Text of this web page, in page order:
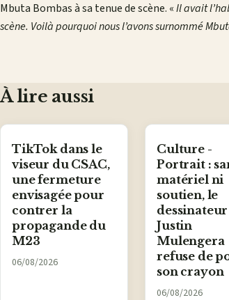
Mbuta Bombas à sa tenue de scène. «Il avait
scène. Voilà pourquoi nous l’avons surnommé
À lire aussi
TikTok dans le
viseur du CSAC,
une fermeture
envisagée pour
contrer la
propagande du
M23
06/08/2026
Culture -
Portrait :
matériel ni
soutien, le
dessinateur
Justin
Mulengera
refuse de
son crayon
06/08/2026